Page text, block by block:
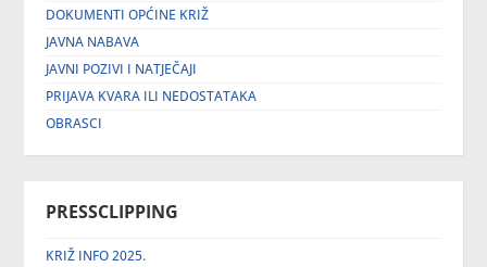
DOKUMENTI OPĆINE KRIŽ
JAVNA NABAVA
JAVNI POZIVI I NATJEČAJI
PRIJAVA KVARA ILI NEDOSTATAKA
OBRASCI
PRESSCLIPPING
KRIŽ INFO 2025.